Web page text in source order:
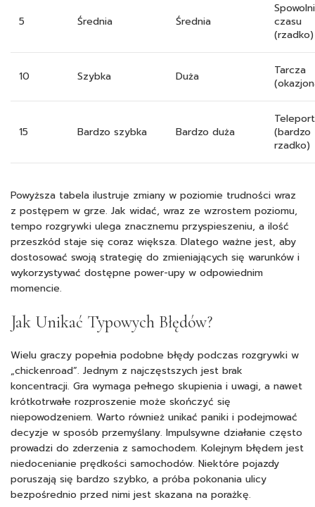
5 Średnia Średnia
czasu
(rzadko)
10 Szybka Duża
Tarcza
15 Bardzo szybka Bardzo duża
(bardzo
rzadko)
Powyższa tabela ilustruje zmiany w poziomie trudności wraz
z postępem w grze. Jak widać, wraz ze wzrostem poziomu,
tempo rozgrywki ulega znacznemu przyspieszeniu, a ilość
przeszkód staje się coraz większa. Dlatego ważne jest, aby
dostosować swoją strategię do zmieniających się warunków i
wykorzystywać dostępne power-upy w odpowiednim
momencie.
Jak Unikać Typowych Błędów?
Wielu graczy popełnia podobne błędy podczas rozgrywki w
„chickenroad”. Jednym z najczęstszych jest brak
koncentracji. Gra wymaga pełnego skupienia i uwagi, a nawet
krótkotrwałe rozproszenie może skończyć się
niepowodzeniem. Warto również unikać paniki i podejmować
decyzje w sposób przemyślany. Impulsywne działanie często
prowadzi do zderzenia z samochodem. Kolejnym błędem jest
niedocenianie prędkości samochodów. Niektóre pojazdy
poruszają się bardzo szybko, a próba pokonania ulicy
bezpośrednio przed nimi jest skazana na porażkę.